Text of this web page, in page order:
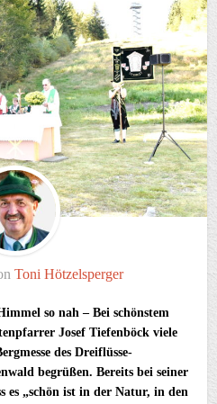
Toni Hötzelsperger
so nah – Bei schönstem
Josef Tiefenböck viele
des Dreiflüsse-
begrüßen. Bereits bei seiner
es „schön ist in der Natur, in den